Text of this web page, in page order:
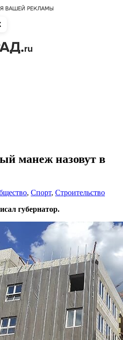
манеж назовут в
, Спорт, Строительство
губернатор.